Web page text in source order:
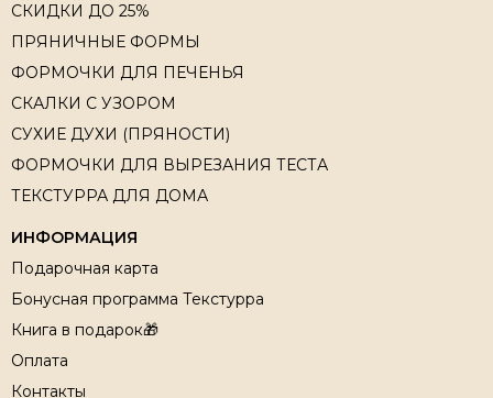
СКИДКИ ДО 25%
ПРЯНИЧНЫЕ ФОРМЫ
ФОРМОЧКИ ДЛЯ ПЕЧЕНЬЯ
СКАЛКИ С УЗОРОМ
СУХИЕ ДУХИ (ПРЯНОСТИ)
ФОРМОЧКИ ДЛЯ ВЫРЕЗАНИЯ ТЕСТА
ТЕКСТУРРА ДЛЯ ДОМА
ИНФОРМАЦИЯ
Подарочная карта
Бонусная программа Текстурра
Книга в подарок🎁
Оплата
Контакты